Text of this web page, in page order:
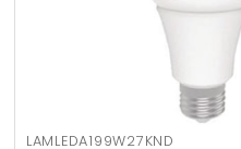
LAMLEDA199W27KND